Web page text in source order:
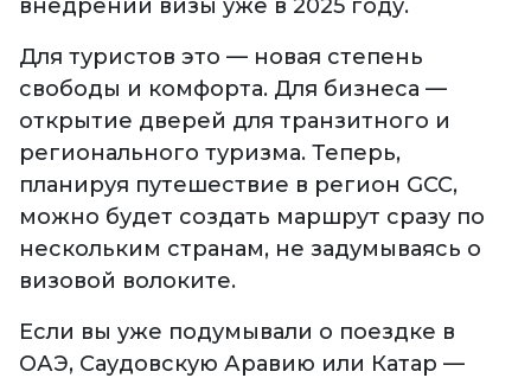
внедрении визы уже в 2025 году.
Для туристов это — новая степень
свободы и комфорта. Для бизнеса —
открытие дверей для транзитного и
регионального туризма. Теперь,
планируя путешествие в регион GCC,
можно будет создать маршрут сразу по
нескольким странам, не задумываясь о
визовой волоките.
Если вы уже подумывали о поездке в
ОАЭ, Саудовскую Аравию или Катар —